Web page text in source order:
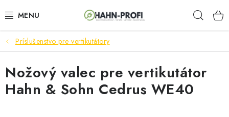
na
ELEKTROCENTRÁLY
ZAHRADNÍ TECHNIKA
STAVEBNÁ TECHNIKA
Príslušenstvo pre vertikutátory
Nožový valec pre vertikutátor
Hahn & Sohn Cedrus WE40